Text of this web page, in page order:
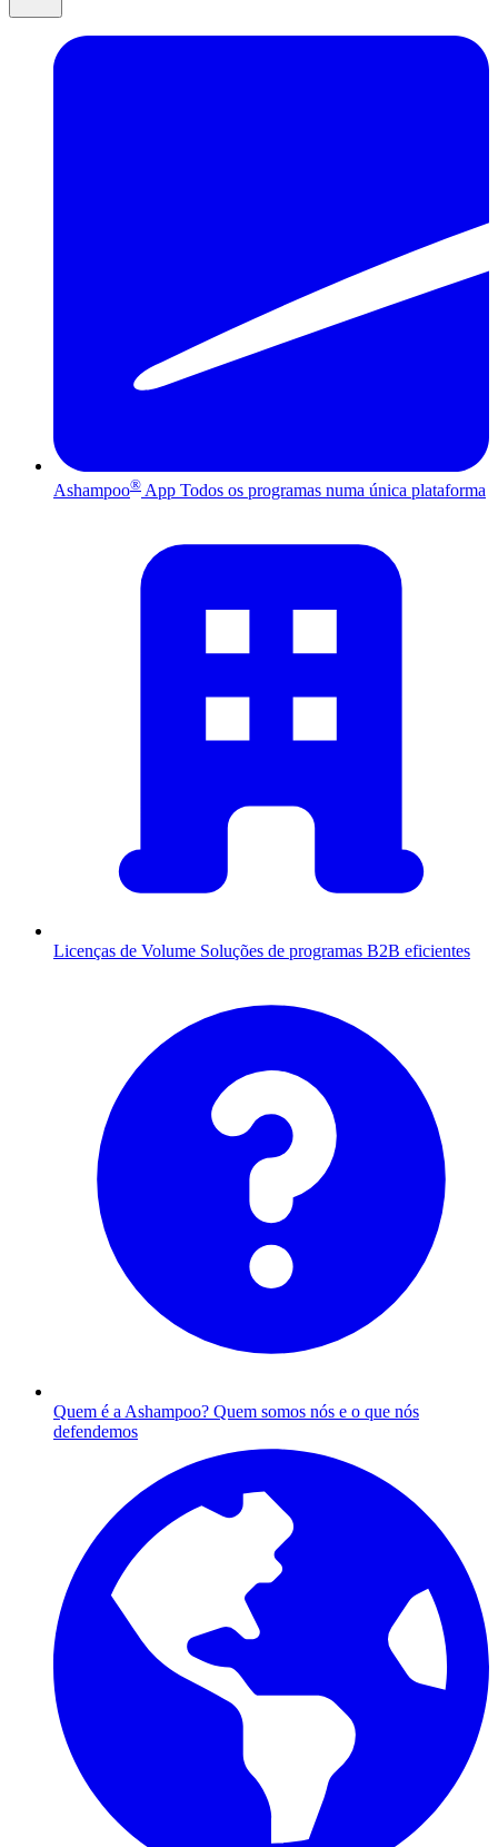
Ashampoo® App Todos os programas numa única plataforma
Licenças de Volume Soluções de programas B2B eficientes
Quem é a Ashampoo? Quem somos nós e o que nós
defendemos